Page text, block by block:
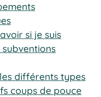
si je suis
différents types
coups de pouce